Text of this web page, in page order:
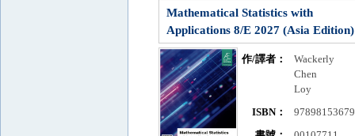
Mathematical Statistics with
Applications 8/E 2027 (Asia Edition)
作/譯者：
Wackerly
Chen
Loy
ISBN：